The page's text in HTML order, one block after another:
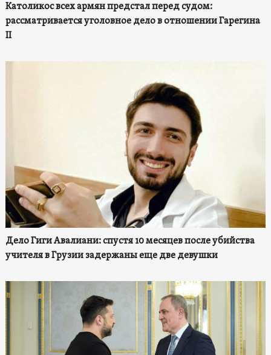
Католикос всех армян предстал перед судом:
рассматривается уголовное дело в отношении Гарегина
II
Дело Гиги Авалиани: спустя 10 месяцев после убийства
учителя в Грузии задержаны еще две девушки